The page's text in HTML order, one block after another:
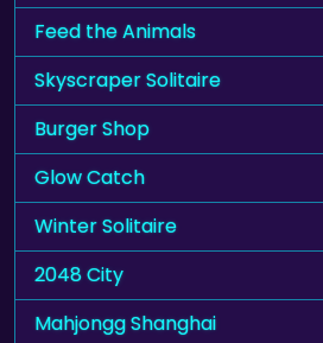
Feed the Animals
Skyscraper Solitaire
Burger Shop
Glow Catch
Winter Solitaire
2048 City
Mahjongg Shanghai